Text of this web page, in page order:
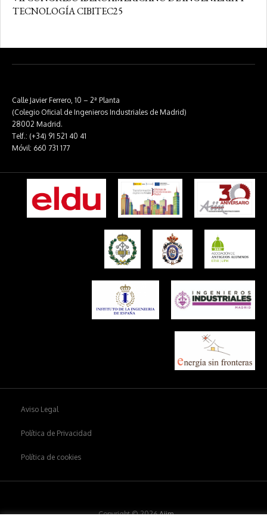
TECNOLOGÍA CIBITEC25
Calle Javier Ferrero, 10 – 2ª Planta
(Colegio Oficial de Ingenieros Industriales de Madrid)
28002 Madrid.
Telf.: (+34) 91 521 40 41
Móvil: 660 731 177
Aviso Legal
Política de Privacidad
Política de cookies
Copyright © 2026Aiim.